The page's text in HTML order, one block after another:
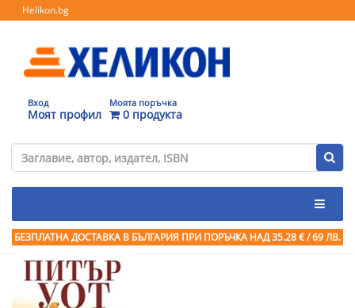
Helikon.bg
Вход
Моят профил
Моята поръчка
0 продукта
БЕЗПЛАТНА ДОСТАВКА В БЪЛГАРИЯ ПРИ ПОРЪЧКА НАД 35.28 € / 69 ЛВ.